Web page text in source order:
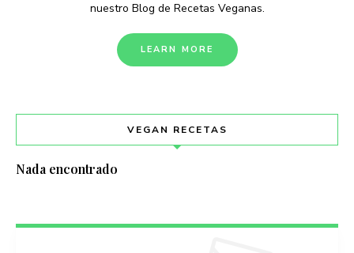
nuestro Blog de Recetas Veganas.
LEARN MORE
VEGAN RECETAS
Nada encontrado